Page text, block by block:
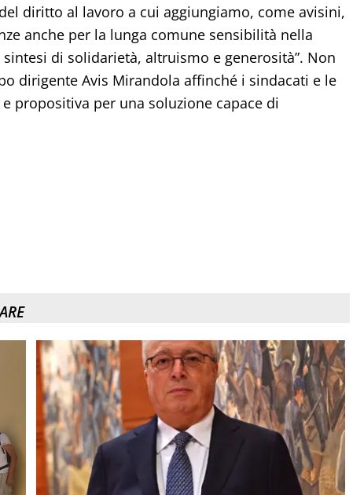
diritto al lavoro a cui aggiungiamo, come avisini,
anche per la lunga comune sensibilità nella
di solidarietà, altruismo e generosità”. Non
dirigente Avis Mirandola affinché i sindacati e le
propositiva per una soluzione capace di